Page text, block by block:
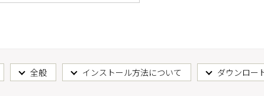
全般 インストール方法について
ダウンロー